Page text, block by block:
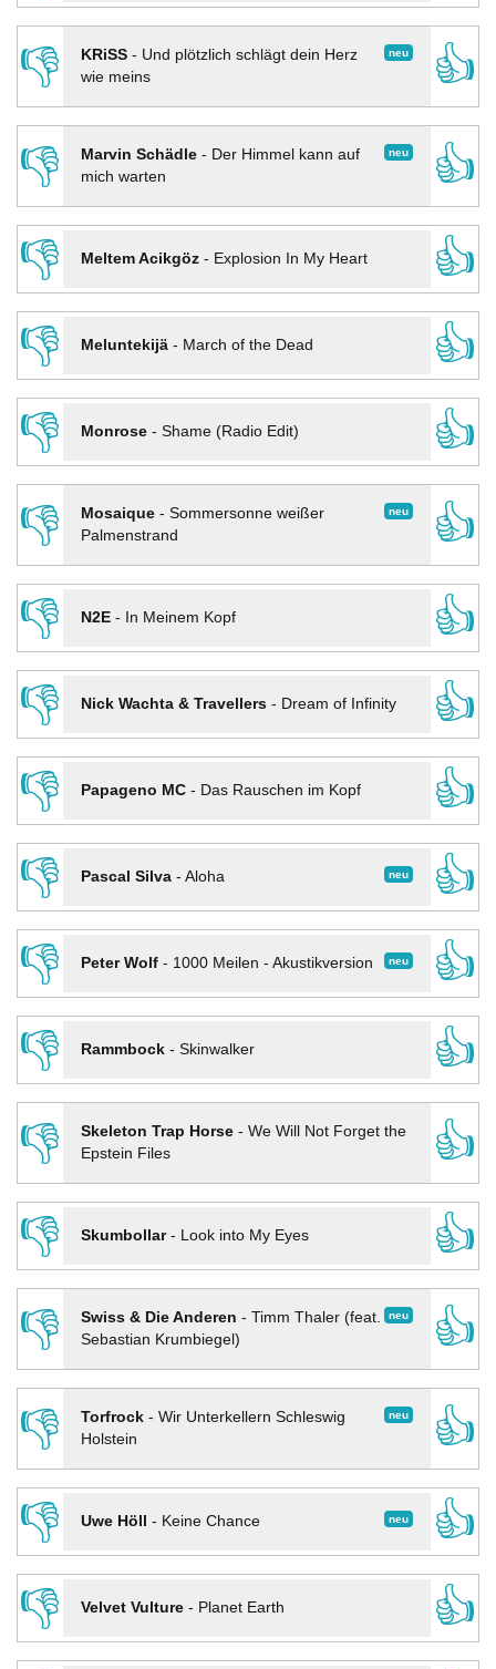
👎
neu
KRiSS- Und plötzlich schlägt dein Herz
wie meins
👍
👎 neu
Marvin Schädle- Der Himmel kann auf
mich warten
👍
👎
Meltem Acikgöz- Explosion In My Heart
👍
👎
Meluntekijä- March of the Dead
👍
👎
Monrose- Shame (Radio Edit)
👍
👎
neu
Mosaique- Sommersonne weißer
Palmenstrand
👍
👎
N2E- In Meinem Kopf
👍
👎
Nick Wachta & Travellers- Dream of Infinity
👍
👎
Papageno MC- Das Rauschen im Kopf
👍
👎
neu
Pascal Silva- Aloha
👍
👎
neu
Peter Wolf- 1000 Meilen - Akustikversion
👍
👎
Rammbock- Skinwalker
👍
👎
Skeleton Trap Horse- We Will Not Forget the
Epstein Files
👍
👎
Skumbollar- Look into My Eyes
👍
👎
neu
Swiss & Die Anderen - Timm Thaler (feat.
Sebastian Krumbiegel)
👍
👎 neu
Torfrock- Wir Unterkellern Schleswig
Holstein
👍
👎
neu
Uwe Höll - Keine Chance
👍
👎
Velvet Vulture- Planet Earth
👍